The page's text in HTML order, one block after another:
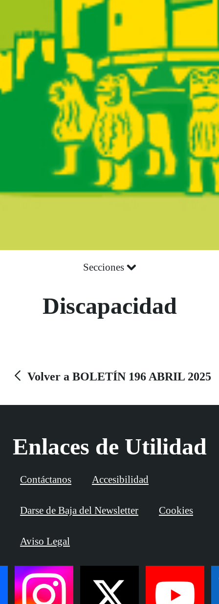
Secciones
Discapacidad
Volver a BOLETÍN 196 ABRIL 2025
Enlaces de Utilidad
Contáctanos Accesibilidad
Darse de Baja del Newsletter Cookies
Aviso Legal